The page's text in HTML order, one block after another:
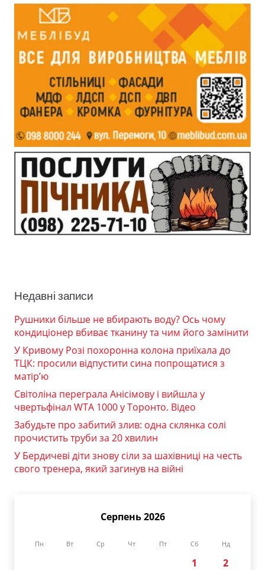
Недавні записи
Рушники більше не вбирають воду? Ось чому
кондиціонер вбиває тканину та чим його замінити
У Кривому Розі похоронна колона приїхала до
ТЦК: просили відпустити сина попрощатися з
матір’ю
Світоліна переграла Анісімову і вийшла у
чвертьфінал WTA 1000 у Торонто. Відео
Забудьте про забитий злив: одна склянка солі
прочистить труби за 20 хвилин
У Бердичеві діти знову сіли за шахівниці на честь
свого тренера, який загинув на війні
Серпень 2026
Пн Вт Ср Чт Пт Сб Нд
1
2